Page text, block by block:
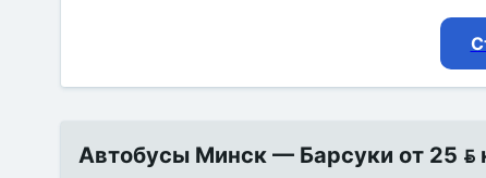
Автобусы Минск — Барсуки от 25 